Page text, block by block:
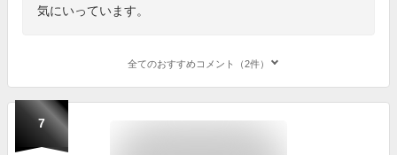
気にいっています。
全てのおすすめコメント（2件）
7